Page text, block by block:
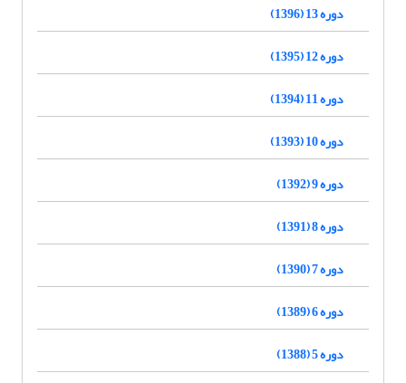
دوره 13 (1396)
دوره 12 (1395)
دوره 11 (1394)
دوره 10 (1393)
دوره 9 (1392)
دوره 8 (1391)
دوره 7 (1390)
دوره 6 (1389)
دوره 5 (1388)